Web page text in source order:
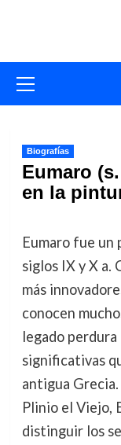
primario
Biografías
Eumaro
en la
Eumaro fue
siglos IX y X a.
más
conocen
legado
significativas
antigua
Plinio el Viejo,
distinguir los